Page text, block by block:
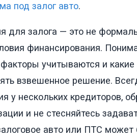
под залог авто.
для залога — это не
финансирования.
факторы учитываются и
взвешенное решение.
у нескольких кредиторов,
и не стесняйтесь
авто или ПТС может